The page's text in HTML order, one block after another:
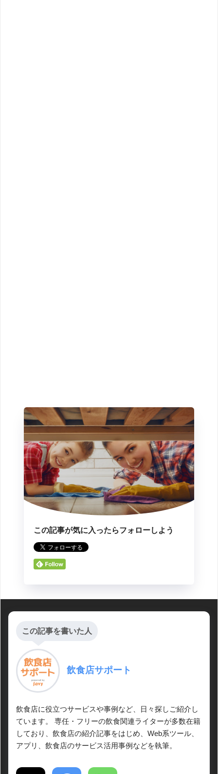
この記事が気に入ったらフォローしよう
この記事を書いた人
飲食店サポート
飲食店に役立つサービスや事例など、日々探しご紹介し
ています。 専任・フリーの飲食関連ライターが多数在籍
しており、飲食店の紹介記事をはじめ、Web系ツール、
アプリ、飲食店のサービス活用事例などを執筆。